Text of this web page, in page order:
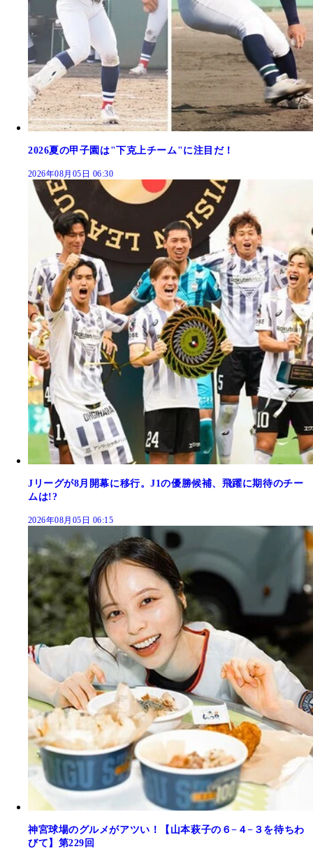
2026夏の甲子園は"下克上チーム"に注目だ！
2026年08月05日 06:30
Jリーグが8月開幕に移行。J1の優勝候補、飛躍に期待のチー
ムは!?
2026年08月05日 06:15
神宮球場のグルメがアツい！【山本萩子の６−４−３を待ちわ
びて】第229回